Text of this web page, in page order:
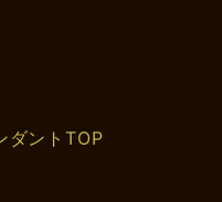
ダントTOP